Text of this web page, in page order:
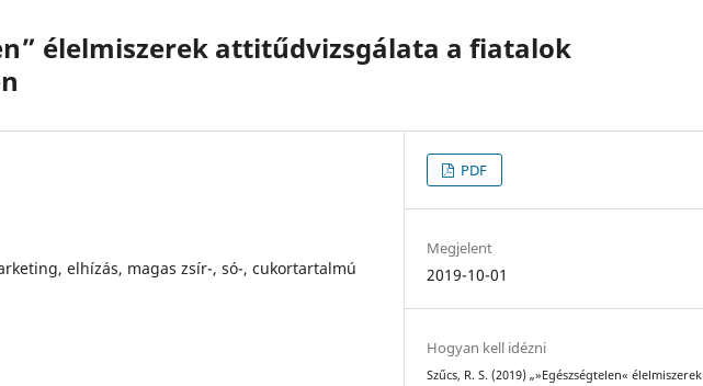
élelmiszerek attitűdvizsgálata a fiatalok
elhízás, magas zsír-, só-, cukortartalmú
PDF
Megjelent
2019-10-01
Hogyan kell idézni
Szűcs, R. S. (2019) „»Egészségtelen« élelmiszerek